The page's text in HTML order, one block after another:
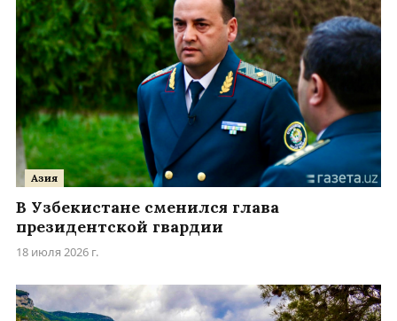
Азия
В Узбекистане сменился глава
президентской гвардии
18 июля 2026 г.